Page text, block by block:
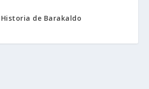
de Barakaldo